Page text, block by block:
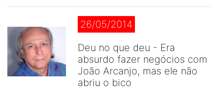
26/05/2014
Deu no que deu - Era
absurdo fazer negócios com
João Arcanjo, mas ele não
abriu o bico